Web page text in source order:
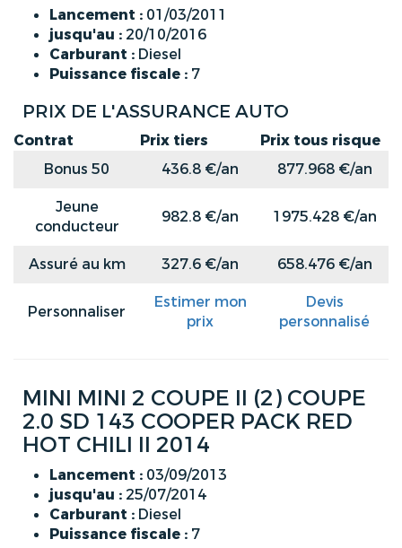
Lancement : 01/03/2011
jusqu'au : 20/10/2016
Carburant : Diesel
Puissance fiscale : 7
PRIX DE L'ASSURANCE AUTO
Contrat Prix tiers
Prix tous risque
Bonus 50
436.8 €/an
877.968 €/an
Jeune
conducteur
982.8 €/an 1975.428 €/an
Assuré au km 327.6 €/an 658.476 €/an
Personnaliser
Estimer mon
prix
Devis
personnalisé
MINI MINI 2 COUPE II (2) COUPE
2.0 SD 143 COOPER PACK RED
HOT CHILI II 2014
Lancement : 03/09/2013
jusqu'au : 25/07/2014
Carburant : Diesel
Puissance fiscale : 7